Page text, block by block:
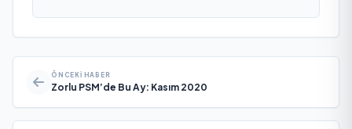
ÖNCEKI HABER
Zorlu PSM’de Bu Ay: Kasım 2020